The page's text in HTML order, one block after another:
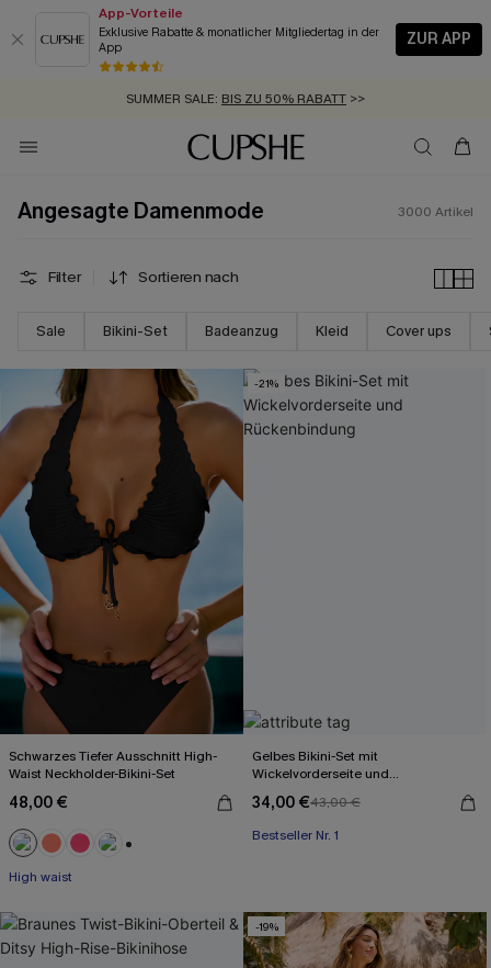
App-Vorteile
Exklusive Rabatte & monatlicher Mitgliedertag in der
App
ZUR APP
GRATIS MASSBAND MIT JEDEM SCHNELLVERSAND-ARTIKEL >>
SUMMER SALE:
ZUM NEWSLETTER:BIS ZU -20% EXTRA ERHALTEN
KOSTENLOSER VERSAND AB 89 €
Angesagte Damenmode 3000 Artikel
Filter Sortieren nach
Sale Bikini-Set Badeanzug Kleid Cover ups
Schwarzes Tiefer Ausschnitt High-
Waist Neckholder-Bikini-Set
48,00 €
High waist
-21%
Gelbes Bikini-Set mit
Wickelvorderseite und
34,00 €43,00 €
Bestseller Nr. 1
-19%